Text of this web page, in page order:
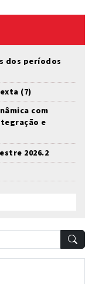
dos períodos
(7)
com
e
2026.2